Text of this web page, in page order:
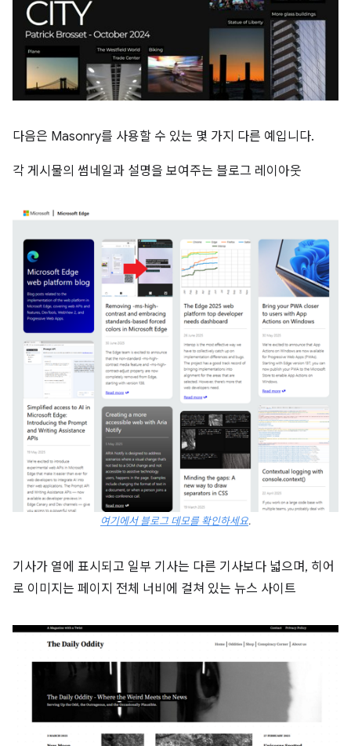
다음은 Masonry를 사용할 수 있는 몇 가지 다른 예입니다.
각 게시물의 썸네일과 설명을 보여주는 블로그 레이아웃
여기에서 블로그 데모를 확인하세요.
기사가 열에 표시되고 일부 기사는 다른 기사보다 넓으며, 히어
로 이미지는 페이지 전체 너비에 걸쳐 있는 뉴스 사이트